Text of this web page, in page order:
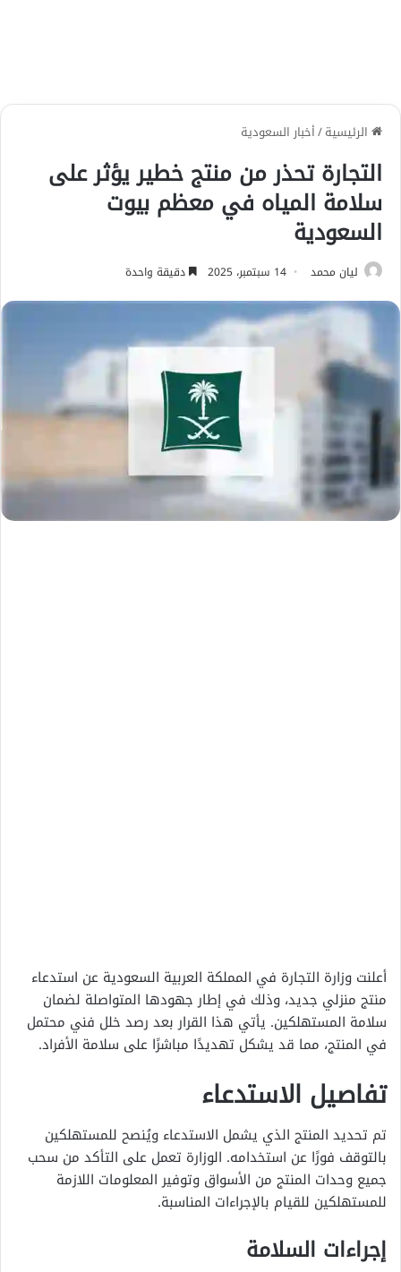
الرئيسية/أخبار السعودية
التجارة تحذر من منتج خطير يؤثر على
سلامة المياه في معظم بيوت
السعودية
ليان محمد 14 سبتمبر، 2025 دقيقة واحدة
أعلنت وزارة التجارة في المملكة العربية السعودية عن استدعاء
منتج منزلي جديد، وذلك في إطار جهودها المتواصلة لضمان
سلامة المستهلكين. يأتي هذا القرار بعد رصد خلل فني محتمل
في المنتج، مما قد يشكل تهديدًا مباشرًا على سلامة الأفراد.
تفاصيل الاستدعاء
تم تحديد المنتج الذي يشمل الاستدعاء ويُنصح للمستهلكين
بالتوقف فورًا عن استخدامه. الوزارة تعمل على التأكد من سحب
جميع وحدات المنتج من الأسواق وتوفير المعلومات اللازمة
للمستهلكين للقيام بالإجراءات المناسبة.
إجراءات السلامة